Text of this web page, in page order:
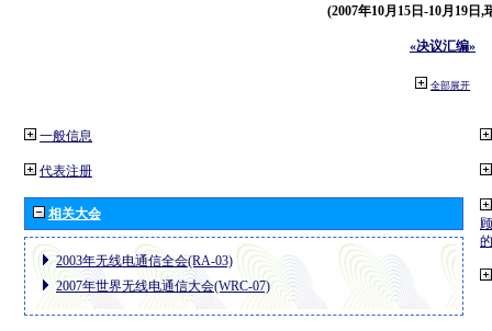
(2007年10月15日-10月19日,
«决议汇编»
全部展开
一般信息
代表注册
相关大会
2003年无线电通信全会(RA-03)
2007年世界无线电通信大会(WRC-07)